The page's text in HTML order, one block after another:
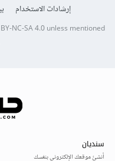
إرشادات الاستخدام
BY-NC-SA 4.0unless mentioned